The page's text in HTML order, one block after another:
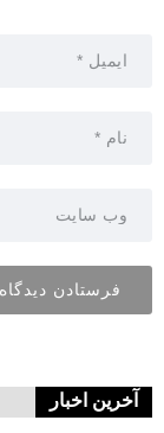
آخرین اخبار